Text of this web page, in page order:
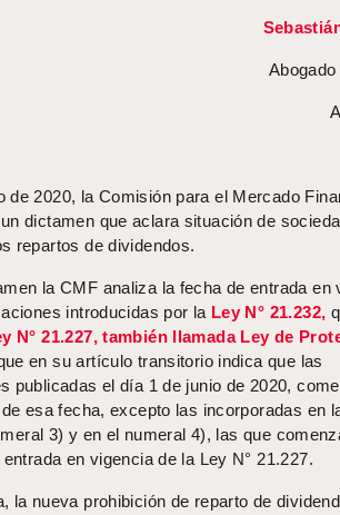
de 2020, la Comisión para el Mercado
dictamen que aclara situación de
repartos de dividendos.
la CMF analiza la fecha de entrada en
introducidas por la Ley N° 21.232,
N° 21.227, también llamada Ley de
en su artículo transitorio indica que las
publicadas el día 1 de junio de 2020,
esa fecha, excepto las incorporadas en
3) y en el numeral 4), las que
en vigencia de la Ley N° 21.227.
la nueva prohibición de reparto de